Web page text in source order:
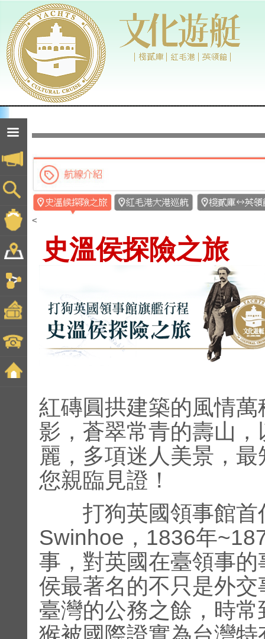
<
史溫侯探險之旅
紅磚圓拱建築的風情
影，蒼翠常青的壽山
麗，多項迷人美景，
您親臨見證！
打狗英國領事館首
Swinhoe，1836年
事，對英國在臺領事
侯最著名的不只是外
臺灣的公務之餘，時